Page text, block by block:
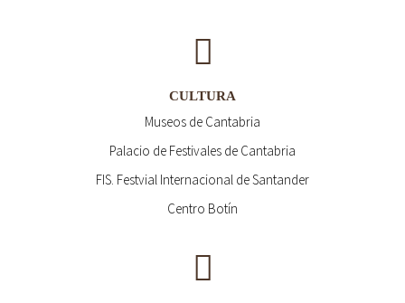
CULTURA
Museos de Cantabria
Palacio de Festivales de Cantabria
FIS. Festvial Internacional de Santander
Centro Botín